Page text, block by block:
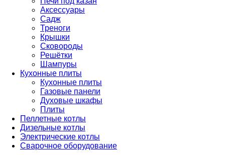
Аксессуары
Садж
Треноги
Крышки
Сковороды
Решётки
Шампуры
Кухонные плиты
Кухонные плиты
Газовые панели
Духовые шкафы
Плиты
Пеллетные котлы
Дизельные котлы
Электрические котлы
Сварочное оборудование